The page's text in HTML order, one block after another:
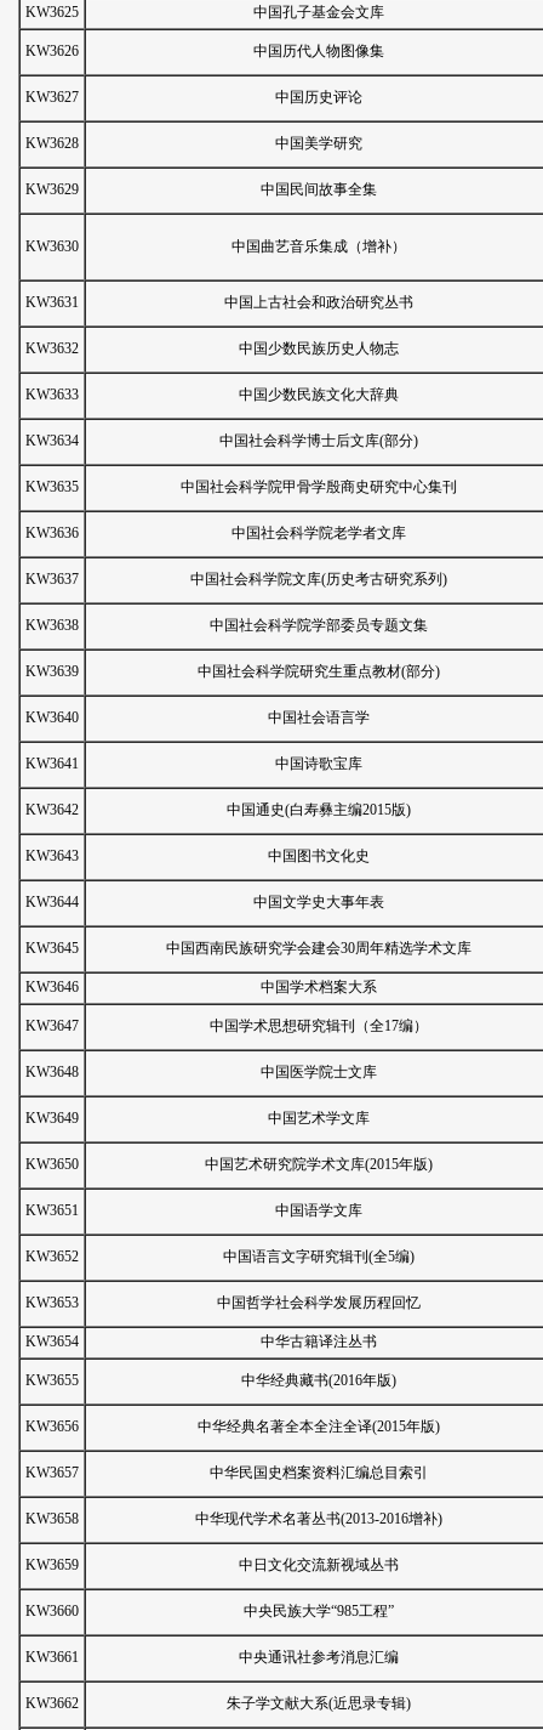
KW3625 中国孔子基金会文库
KW3626 中国历代人物图像集
KW3627 中国历史评论
KW3628 中国美学研究
KW3629 中国民间故事全集
KW3630 中国曲艺音乐集成（增补）
KW3631 中国上古社会和政治研究丛书
KW3632 中国少数民族历史人物志
KW3633 中国少数民族文化大辞典
KW3634 中国社会科学博士后文库(部分)
KW3635 中国社会科学院甲骨学殷商史研究中心集刊
KW3636 中国社会科学院老学者文库
KW3637 中国社会科学院文库(历史考古研究系列)
KW3638 中国社会科学院学部委员专题文集
KW3639 中国社会科学院研究生重点教材(部分)
KW3640 中国社会语言学
KW3641 中国诗歌宝库
KW3642 中国通史(白寿彝主编2015版)
KW3643 中国图书文化史
KW3644 中国文学史大事年表
KW3645 中国西南民族研究学会建会30周年精选学术文库
KW3646 中国学术档案大系
KW3647 中国学术思想研究辑刊（全17编）
KW3648 中国医学院士文库
KW3649 中国艺术学文库
KW3650 中国艺术研究院学术文库(2015年版)
KW3651 中国语学文库
KW3652 中国语言文字研究辑刊(全5编)
KW3653 中国哲学社会科学发展历程回忆
KW3654 中华古籍译注丛书
KW3655 中华经典藏书(2016年版)
KW3656 中华经典名著全本全注全译(2015年版)
KW3657 中华民国史档案资料汇编总目索引
KW3658 中华现代学术名著丛书(2013-2016增补)
KW3659 中日文化交流新视域丛书
KW3660 中央民族大学“985工程”
KW3661 中央通讯社参考消息汇编
KW3662 朱子学文献大系(近思录专辑)